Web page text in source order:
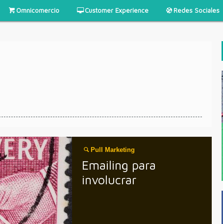
Omnicomercio Customer Experience Redes Sociales
Pull Marketing
Emailing para
involucrar